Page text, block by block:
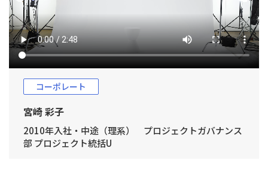
コーポレート
宮崎 彩子
2010年入社・中途（理系） プロジェクトガバナンス
部 プロジェクト統括U